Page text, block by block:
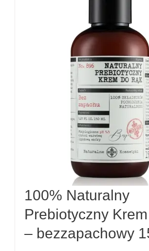
100% Naturalny
Prebiotyczny
– bezzapachowy